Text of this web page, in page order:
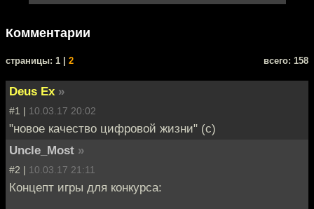
Комментарии
cтраницы: 1 | 2 всего: 158
Deus Ex »
#1 | 10.03.17 20:02
"новое качество цифровой жизни" (с)
Uncle_Most »
#2 | 10.03.17 21:11
Концепт игры для конкурса: